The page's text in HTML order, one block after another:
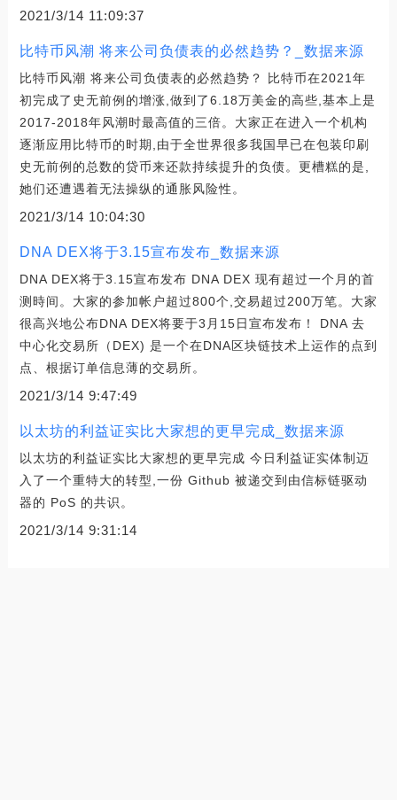
2021/3/14 11:09:37
比特币风潮 将来公司负债表的必然趋势？_数据来源
比特币风潮 将来公司负债表的必然趋势？ 比特币在2021年
初完成了史无前例的增涨,做到了6.18万美金的高些,基本上是
2017-2018年风潮时最高值的三倍。大家正在进入一个机构
逐渐应用比特币的时期,由于全世界很多我国早已在包装印刷
史无前例的总数的贷币来还款持续提升的负债。更槽糕的是,
她们还遭遇着无法操纵的通胀风险性。
2021/3/14 10:04:30
DNA DEX将于3.15宣布发布_数据来源
DNA DEX将于3.15宣布发布 DNA DEX 现有超过一个月的首
测時间。大家的参加帐户超过800个,交易超过200万笔。大家
很高兴地公布DNA DEX将要于3月15日宣布发布！ DNA 去
中心化交易所（DEX) 是一个在DNA区块链技术上运作的点到
点、根据订单信息薄的交易所。
2021/3/14 9:47:49
以太坊的利益证实比大家想的更早完成_数据来源
以太坊的利益证实比大家想的更早完成 今日利益证实体制迈
入了一个重特大的转型,一份 Github 被递交到由信标链驱动
器的 PoS 的共识。
2021/3/14 9:31:14